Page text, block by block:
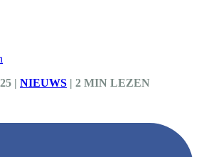
| NIEUWS | 2 MIN LEZEN